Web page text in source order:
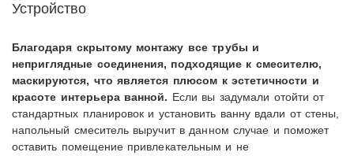
Устройство
Благодаря скрытому монтажу все трубы и
неприглядные соединения, подходящие к смесителю,
маскируются, что является плюсом к эстетичности и
красоте интерьера ванной. Если вы задумали отойти от
стандартных планировок и установить ванну вдали от стены,
напольный смеситель выручит в данном случае и поможет
оставить помещение привлекательным и не